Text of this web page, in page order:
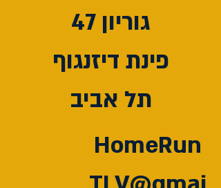
גוריון 47
פינת דיזנגוף
תל אביב
HomeRun